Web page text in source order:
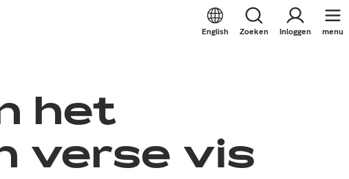
English Zoeken Inloggen menu
het
verse vis